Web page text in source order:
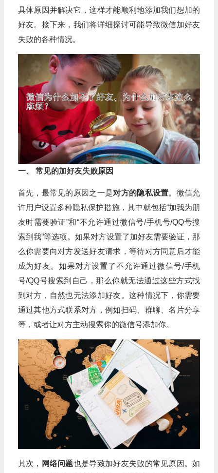
具体原因并解决它，这样才能顺利地添加我们想加的
好友。接下来，我们将详细探讨可能导致微信加好友
失败的各种情况。
一、 常见的加好友失败原因
首先，最常见的原因之一是对方的隐私设置。微信允
许用户设置多种隐私保护措施，其中就包括“加我为朋
友时需要验证”和“不允许通过微信号/手机号/QQ号搜
索到我”等选项。如果对方设置了加好友需要验证，那
么你需要向对方发送好友请求，等待对方同意后才能
成为好友。如果对方设置了不允许通过微信号/手机
号/QQ号搜索到自己，那么你就无法通过这些方式找
到对方，自然也无法添加好友。这种情况下，你需要
通过其他方式联系对方，例如扫码、群聊、名片分享
等，或者让对方主动搜索你的微信号添加你。
其次， 网络问题也是导致加好友失败的常见原因。如